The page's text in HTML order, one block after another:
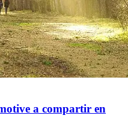
a compartir en